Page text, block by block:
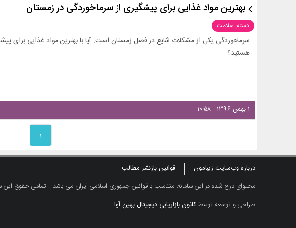
بهترین مواد غذایی برای پیشگیری از سرماخوردگی در زمستان
دسته: سلامت
سرماخوردگی یکی از مشکلات شایع در فصل زمستان است. آیا با بهترین مواد غذایی برای
هستید؟
۱ بهمن ۱۳۹۶ - ۱۰:۵۸
۱
درباره وب‌سایت زیبامون
قوانین بازنشر مطالب
محتوای درج شده در این سامانه، متناسب با قوانین جمهوری اسلامی ایران می باشد. تمامی حقوق این
طراحی و توسعه توسطکانون بازاریابی دیجیتال بهین آوا